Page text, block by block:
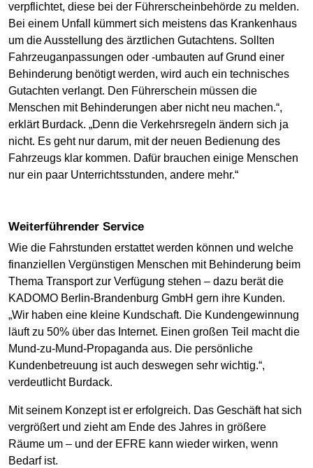
verpflichtet, diese bei der Führerscheinbehörde zu melden.
Bei einem Unfall kümmert sich meistens das Krankenhaus
um die Ausstellung des ärztlichen Gutachtens. Sollten
Fahrzeuganpassungen oder -umbauten auf Grund einer
Behinderung benötigt werden, wird auch ein technisches
Gutachten verlangt. Den Führerschein müssen die
Menschen mit Behinderungen aber nicht neu machen.“,
erklärt Burdack. „Denn die Verkehrsregeln ändern sich ja
nicht. Es geht nur darum, mit der neuen Bedienung des
Fahrzeugs klar kommen. Dafür brauchen einige Menschen
nur ein paar Unterrichtsstunden, andere mehr.“
Weiterführender Service
Wie die Fahrstunden erstattet werden können und welche
finanziellen Vergünstigen Menschen mit Behinderung beim
Thema Transport zur Verfügung stehen – dazu berät die
KADOMO Berlin-Brandenburg GmbH gern ihre Kunden.
„Wir haben eine kleine Kundschaft. Die Kundengewinnung
läuft zu 50% über das Internet. Einen großen Teil macht die
Mund-zu-Mund-Propaganda aus. Die persönliche
Kundenbetreuung ist auch deswegen sehr wichtig.“,
verdeutlicht Burdack.
Mit seinem Konzept ist er erfolgreich. Das Geschäft hat sich
vergrößert und zieht am Ende des Jahres in größere
Räume um – und der EFRE kann wieder wirken, wenn
Bedarf ist.